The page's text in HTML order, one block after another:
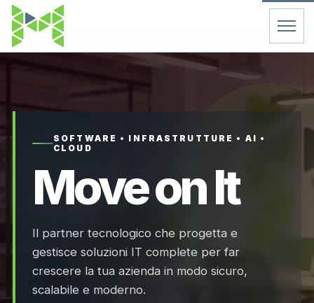
Servizi
Chi Siamo
Contatti
FAQ
Support
SOFTWARE • INFRASTRUTTURE • AI •
CLOUD
Move on It
Il partner tecnologico che progetta e
gestisce soluzioni IT complete per far
crescere la tua azienda in modo sicuro,
scalabile e moderno.